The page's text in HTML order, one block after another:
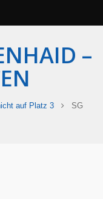
–
auf Platz 3
SG